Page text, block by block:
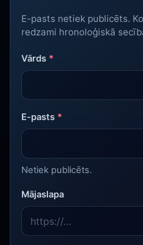
E-pasts netiek publicēts.
redzami hronoloģiskā
Vārds *
E-pasts *
Netiek publicēts.
Mājaslapa